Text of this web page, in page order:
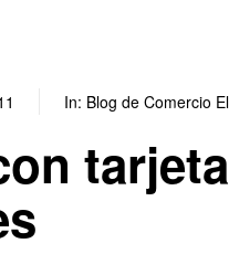
In: Blog de Comercio